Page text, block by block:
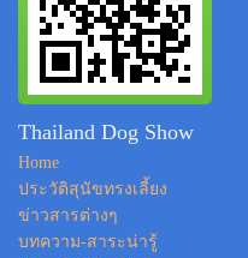
Thailand Dog Show
Home
ประวัติสุนัขทรงเลี้ยง
ข่าวสารต่างๆ
บทความ-สาระน่ารู้